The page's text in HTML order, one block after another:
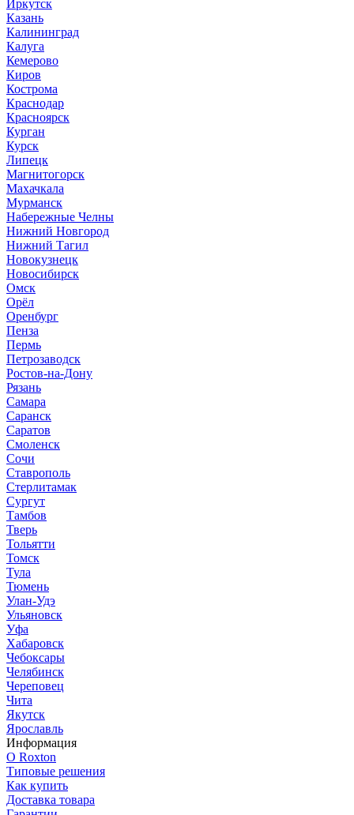
Иркутск
Казань
Калининград
Калуга
Кемерово
Киров
Кострома
Краснодар
Красноярск
Курган
Курск
Липецк
Магнитогорск
Махачкала
Мурманск
Набережные Челны
Нижний Новгород
Нижний Тагил
Новокузнецк
Новосибирск
Омск
Орёл
Оренбург
Пенза
Пермь
Петрозаводск
Ростов-на-Дону
Рязань
Самара
Саранск
Саратов
Смоленск
Сочи
Ставрополь
Стерлитамак
Сургут
Тамбов
Тверь
Тольятти
Томск
Тула
Тюмень
Улан-Удэ
Ульяновск
Уфа
Хабаровск
Чебоксары
Челябинск
Череповец
Чита
Якутск
Ярославль
Информация
О Roxton
Типовые решения
Как купить
Доставка товара